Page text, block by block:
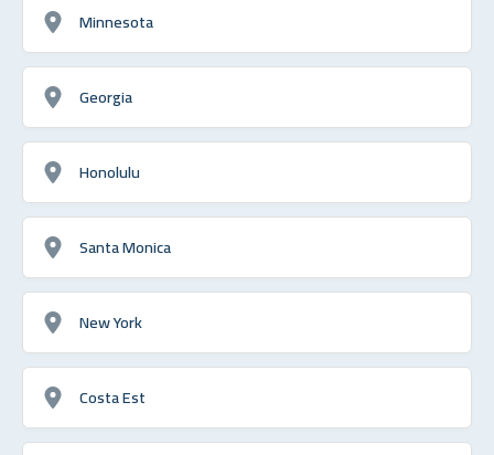
Minnesota
Georgia
Honolulu
Santa Monica
New York
Costa Est